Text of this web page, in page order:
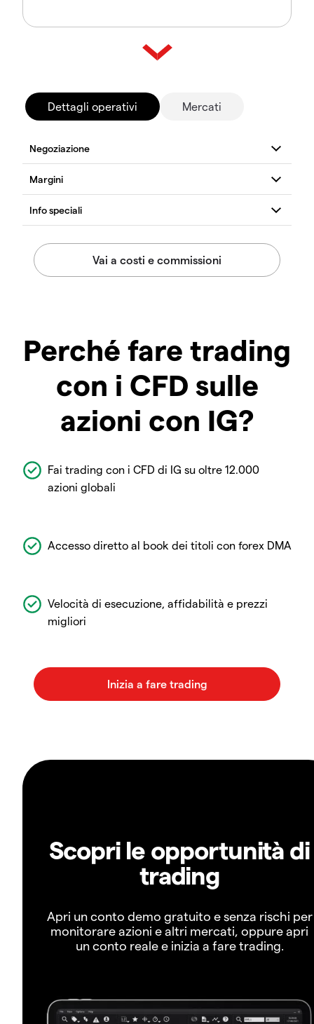
Dettagli operativi Mercati
Perché fare trading
con i CFD sulle
azioni con IG?
Fai trading con i CFD di IG su oltre 12.000
azioni globali
Accesso diretto al book dei titoli con forex DMA
Velocità di esecuzione, affidabilità e prezzi
migliori
Scopri le opportunità di
trading
Apri un conto demo gratuito e senza rischi per
monitorare azioni e altri mercati, oppure apri
un conto reale e inizia a fare trading.